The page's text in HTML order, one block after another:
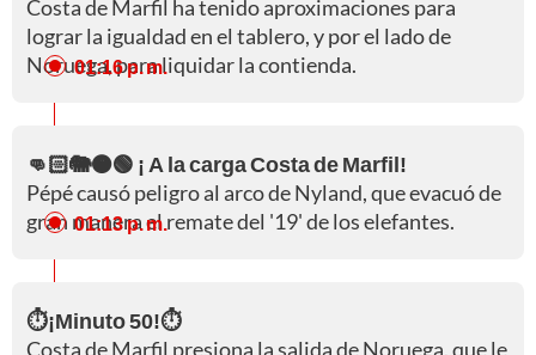
Costa de Marfil ha tenido aproximaciones para
lograr la igualdad en el tablero, y por el lado de
Noruega, para liquidar la contienda.
01:16 p. m.
👊🏻🐘🟠🟢 ¡ A la carga Costa de Marfil!
Pépé causó peligro al arco de Nyland, que evacuó de
gran manera el remate del '19' de los elefantes.
01:13 p. m.
⏱️¡Minuto 50!⏱️
Costa de Marfil presiona la salida de Noruega, que le